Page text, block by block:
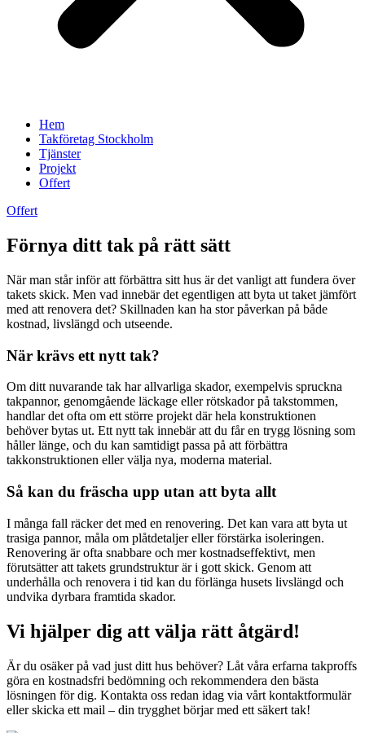
Hem
Takföretag Stockholm
Tjänster
Projekt
Offert
Offert
Förnya ditt tak på rätt sätt
När man står inför att förbättra sitt hus är det vanligt att fundera över
takets skick. Men vad innebär det egentligen att byta ut taket jämfört
med att renovera det? Skillnaden kan ha stor påverkan på både
kostnad, livslängd och utseende.
När krävs ett nytt tak?
Om ditt nuvarande tak har allvarliga skador, exempelvis spruckna
takpannor, genomgående läckage eller rötskador på takstommen,
handlar det ofta om ett större projekt där hela konstruktionen
behöver bytas ut. Ett nytt tak innebär att du får en trygg lösning som
håller länge, och du kan samtidigt passa på att förbättra
takkonstruktionen eller välja nya, moderna material.
Så kan du fräscha upp utan att byta allt
I många fall räcker det med en renovering. Det kan vara att byta ut
trasiga pannor, måla om plåtdetaljer eller förstärka isoleringen.
Renovering är ofta snabbare och mer kostnadseffektivt, men
förutsätter att takets grundstruktur är i gott skick. Genom att
underhålla och renovera i tid kan du förlänga husets livslängd och
undvika dyrbara framtida skador.
Vi hjälper dig att välja rätt åtgärd!
Är du osäker på vad just ditt hus behöver? Låt våra erfarna takproffs
göra en kostnadsfri bedömning och rekommendera den bästa
lösningen för dig. Kontakta oss redan idag via vårt kontaktformulär
eller skicka ett mail – din trygghet börjar med ett säkert tak!